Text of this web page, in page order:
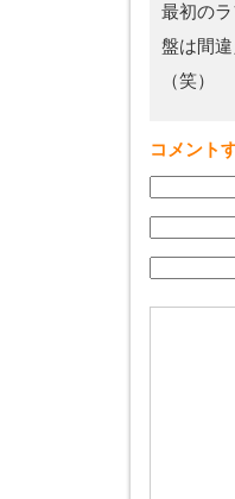
最初の
盤は間
（笑）
コメント